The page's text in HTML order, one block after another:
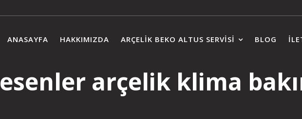
ANASAYFA HAKKIMIZDA ARÇELIK BEKO ALTUS SERVISI BLOG
esenler arçelik klima